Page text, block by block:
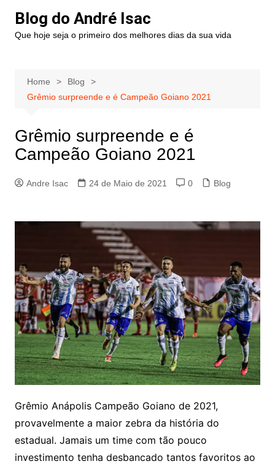
Blog do André Isac
Que hoje seja o primeiro dos melhores dias da sua vida
Home
Blog
Grêmio surpreende e é Campeão Goiano 2021
Grêmio surpreende e é
Campeão Goiano 2021
Andre Isac 24 de Maio de 2021 0 Blog
Grêmio Anápolis Campeão Goiano de 2021,
provavelmente a maior zebra da história do
estadual. Jamais um time com tão pouco
investimento tenha desbancado tantos favoritos ao